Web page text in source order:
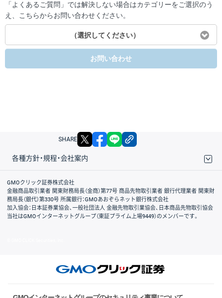
「よくあるご質問」では解決しない場合はカテゴリーをご選択のう
え、こちらからお問い合わせください。
（選択してください）
お問い合わせ
SHARE X facebook
各種方針・規程・会社案内
取引規程・約款
サイトマップ
その他のご案内
個人情報保護方針
最良執行方針
サイトのご利用について
ディスクレイマー
信託保全
リスク説明
会社案内
GMOクリック証券株式会社
金融商品取引業者 関東財務局長（金商）第77号 商品先物取引業者 銀行代理業者 関東財
務局長（銀代）第330号 所属銀行：GMOあおぞらネット銀行株式会社
加入協会：日本証券業協会、一般社団法人 金融先物取引業協会、日本商品先物取引協会
当社はGMOインターネットグループ（東証プライム上場9449）のメンバーです。